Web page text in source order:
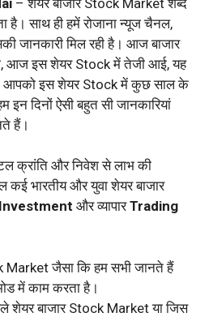
साथ ही हमें रोजाना न्यूज चैनल,
जानकारी मिल रही है। आज बाजार
आज इस शेयर Stock में तेजी आई, यह
आपको इस शेयर Stock में कुछ साल के
इन दिनों ऐसी बहुत सी जानकारियां
हैं।
क्रांति और निवेश से लाभ की
भारतीय और युवा शेयर बाजार
Investment और व्यापारTrading
Market जैसा कि हम सभी जानते हैं
में काम करता है।
शेयर बाजार Stock Market या जिस